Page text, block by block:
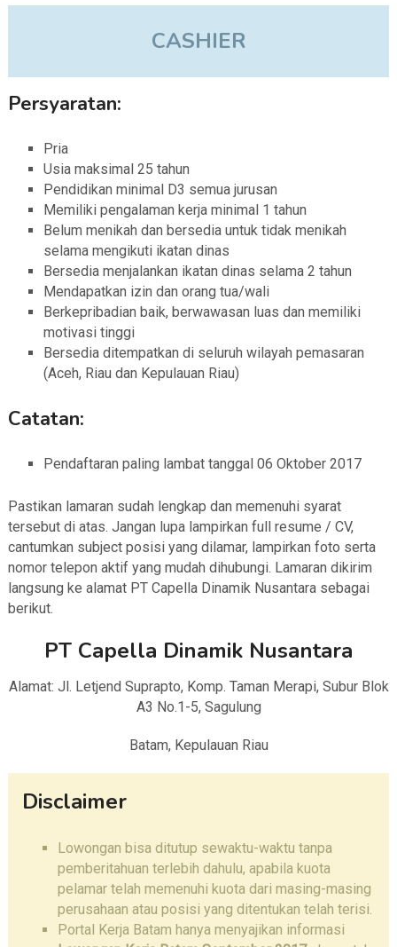
CASHIER
Persyaratan:
Pria
Usia maksimal 25 tahun
Pendidikan minimal D3 semua jurusan
Memiliki pengalaman kerja minimal 1 tahun
Belum menikah dan bersedia untuk tidak menikah
selama mengikuti ikatan dinas
Bersedia menjalankan ikatan dinas selama 2 tahun
Mendapatkan izin dan orang tua/wali
Berkepribadian baik, berwawasan luas dan memiliki
motivasi tinggi
Bersedia ditempatkan di seluruh wilayah pemasaran
(Aceh, Riau dan Kepulauan Riau)
Catatan:
Pendaftaran paling lambat tanggal 06 Oktober 2017
Pastikan lamaran sudah lengkap dan memenuhi syarat
tersebut di atas. Jangan lupa lampirkan full resume / CV,
cantumkan subject posisi yang dilamar, lampirkan foto serta
nomor telepon aktif yang mudah dihubungi. Lamaran dikirim
langsung ke alamat PT Capella Dinamik Nusantara sebagai
berikut.
PT Capella Dinamik Nusantara
Alamat: Jl. Letjend Suprapto, Komp. Taman Merapi, Subur Blok
A3 No.1-5, Sagulung
Batam, Kepulauan Riau
Disclaimer
Lowongan bisa ditutup sewaktu-waktu tanpa
pemberitahuan terlebih dahulu, apabila kuota
pelamar telah memenuhi kuota dari masing-masing
perusahaan atau posisi yang ditentukan telah terisi.
Portal Kerja Batam hanya menyajikan informasi